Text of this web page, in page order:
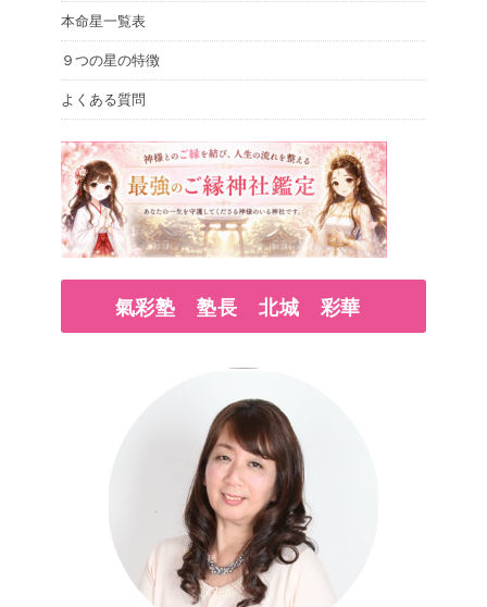
本命星一覧表
９つの星の特徴
よくある質問
氣彩塾 塾長 北城 彩華